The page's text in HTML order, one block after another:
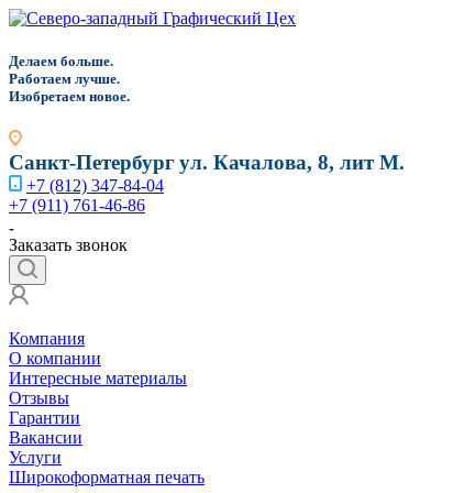
Делаем больше.
Работаем лучше.
Изобретаем новое.
Санкт-Петербургул. Качалова, 8, лит М.
+7 (812) 347-84-04
+7 (911) 761-46-86
Заказать звонок
Компания
О компании
Интересные материалы
Отзывы
Гарантии
Вакансии
Услуги
Широкоформатная печать